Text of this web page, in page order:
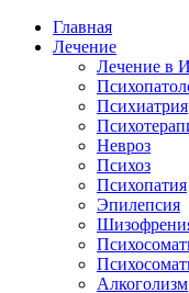
Главная
Лечение
Лечение в
Психиатрия
Невроз
Психоз
Психопатия
Эпилепсия
Алкоголизм